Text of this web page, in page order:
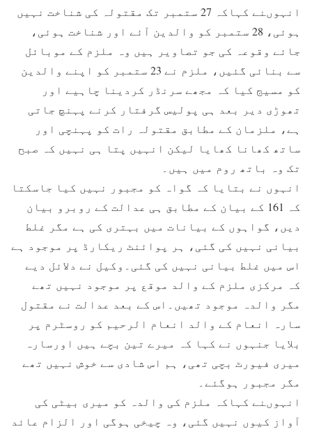
انہوںنے کہاکہ 27 ستمبر تک مقتولہ کی شناخت نہیں
ہوئی، 28 ستمبر کو والدین آئے اور شناخت ہوئی،
جائے وقوعہ کی جو تصاویر ہیں وہ ملزم کے موبائل
سے بنائی گئیں، ملزم نے 23 ستمبر کو اپنے والدین
کو مسیج کیا کہ مجھے سرنڈر کردینا چاہیے اور
تھوڑی دیر بعد ہی پولیس گرفتار کرنے پہنچ جاتی
ہے، ملزمان کے مطابق مقتولہ رات کو پہنچی اور
ساتھ کھانا کھایا لیکن انہیں پتا ہی نہیں کہ صبح
تک وہ باتھ روم میں ہیں۔
انہوں نے بتایا کہ گواہ کو مجبور نہیں کیا جاسکتا
کہ 161 کے بیان کے مطابق ہی عدالت کے روبرو بیان
دیں، گواہوں کے بیانات میں بہتری کی ہے مگر غلط
بیانی نہیں کی گئی، ہر پوائنٹ ریکارڈ پر موجود ہے
اس میں غلط بیانی نہیں کی گئی۔وکیل نے دلائل دیے
کہ مرکزی ملزم کے والد موقع پر موجود نہیں تھے
مگر والدہ موجود تھیں۔اس کے بعد عدالت نے مقتول
سارہ انعام کے والد انعام الرحیم کو روسٹرم پر
بلایا جنہوں نے کہا کہ میرے تین بچے ہیں اورسارہ
میری فیورٹ بچی تھی، ہم اس شادی سے خوش نہیں تھے
مگر مجبور ہوگئے۔
انہوںنے کہاکہ ملزم کی والدہ کو میری بیٹی کی
آواز کیوں نہیں گئی، وہ چیخی ہوگی اور الزام عائد